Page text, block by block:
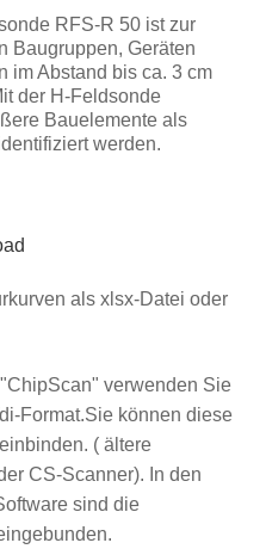
RFS-R 50 ist zur
Baugruppen, Geräten
im Abstand bis ca. 3 cm
der H-Feldsonde
Bauelemente als
werden.
als xlsx-Datei oder
verwenden Sie
Format.Sie können diese
( ältere
CS-Scanner). In den
sind die